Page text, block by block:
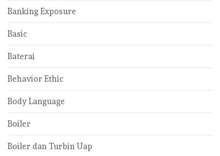
Banking Exposure
Basic
Baterai
Behavior Ethic
Body Language
Boiler
Boiler dan Turbin Uap